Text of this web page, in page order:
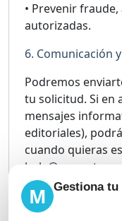
• Prevenir
autorizadas.
6. Comunicación
Podremos
tu solicitud. Si en
mensajes
editoriales),
cuando quieras
7. Compartición
M Gestiona